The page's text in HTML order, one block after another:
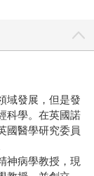
域發展，但是發
科學。在英國諾
國醫學研究委員
神病學教授，現